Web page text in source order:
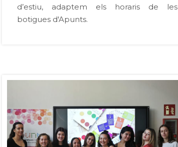
d’estiu, adaptem els horaris de les
botigues d'Apunts.